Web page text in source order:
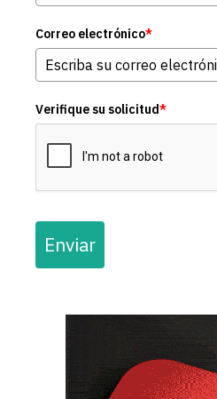
Correo electrónico*
Verifique su solicitud*
Enviar